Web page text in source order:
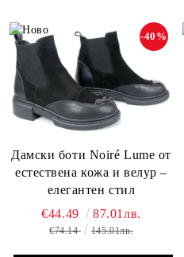
Дамски боти Noiré Lume от
естествена кожа и велур –
елегантен стил
-40%
€44.49 87.01лв.
€74.14 145.01лв.